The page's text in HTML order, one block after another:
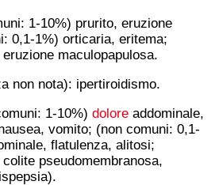
1-10%) prurito, eruzione
0,1-1%) orticaria, eritema;
maculopapulosa.
non nota): ipertiroidismo.
1-10%) dolore addominale,
vomito; (non comuni: 0,1-
flatulenza, alitosi;
pseudomembranosa,